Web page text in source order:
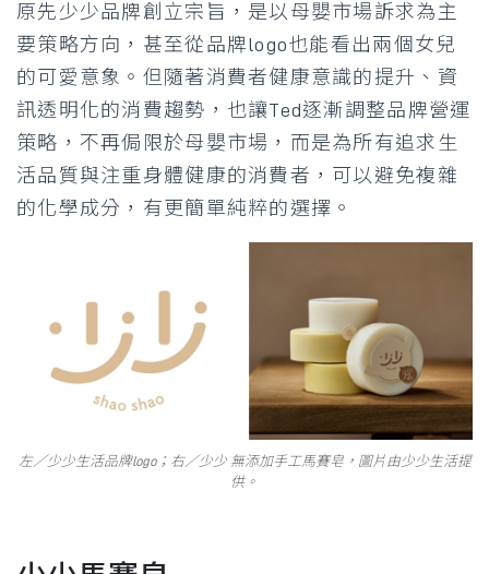
原先少少品牌創立宗旨，是以母嬰市場訴求為主
要策略方向，甚至從品牌logo也能看出兩個女兒
的可愛意象。但隨著消費者健康意識的提升、資
訊透明化的消費趨勢，也讓Ted逐漸調整品牌營運
策略，不再侷限於母嬰市場，而是為所有追求生
活品質與注重身體健康的消費者，可以避免複雜
的化學成分，有更簡單純粹的選擇。
左／少少生活品牌logo；右／少少 無添加手工馬賽皂，圖片由少少生活提
供。